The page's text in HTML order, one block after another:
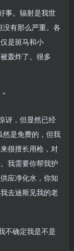
事。辐射是我世
没有那么严重。各
是斑马和小
轰炸了。很多
讶，但显然已经
然是免费的，但我
很擅长用枪，对
我需要你帮我护
应净化水，你知
去迪斯见我的老
不确定我是不是